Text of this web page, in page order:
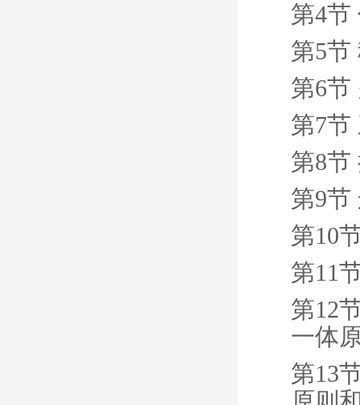
第4节
第5节
第6节
第7节
第8节
第9节
第10
第11
第12
一体
第13